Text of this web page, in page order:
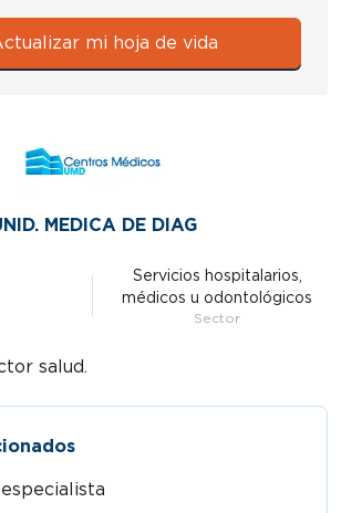
MEDICA DE DIAG
Servicios hospitalarios,
médicos u odontológicos
Sector
salud.
mi hoja de vida